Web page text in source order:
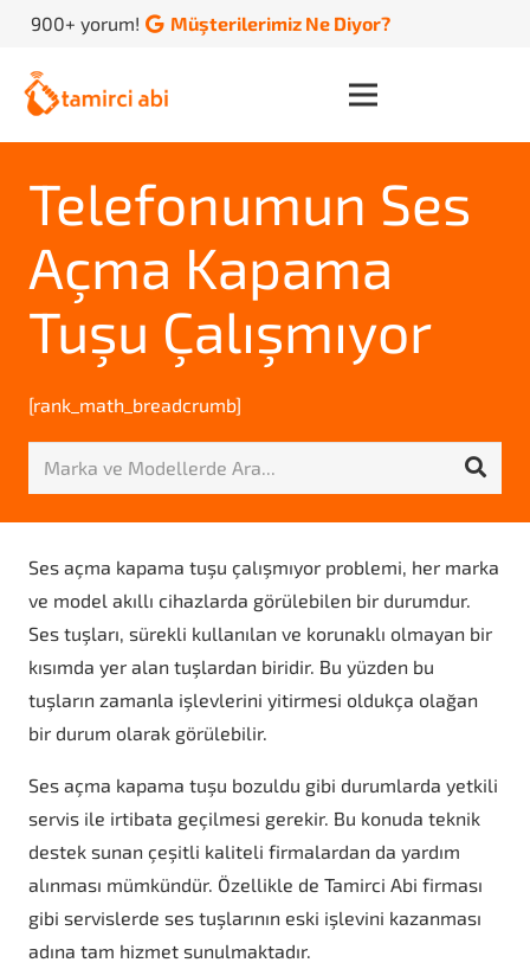
900+ yorum! Müşterilerimiz Ne Diyor?
Telefonumun Ses
Açma Kapama
Tuşu Çalışmıyor
[rank_math_breadcrumb]
Ses açma kapama tuşu çalışmıyor problemi, her marka
ve model akıllı cihazlarda görülebilen bir durumdur.
Ses tuşları, sürekli kullanılan ve korunaklı olmayan bir
kısımda yer alan tuşlardan biridir. Bu yüzden bu
tuşların zamanla işlevlerini yitirmesi oldukça olağan
bir durum olarak görülebilir.
Ses açma kapama tuşu bozuldu gibi durumlarda yetkili
servis ile irtibata geçilmesi gerekir. Bu konuda teknik
destek sunan çeşitli kaliteli firmalardan da yardım
alınması mümkündür. Özellikle de Tamirci Abi firması
gibi servislerde ses tuşlarının eski işlevini kazanması
adına tam hizmet sunulmaktadır.